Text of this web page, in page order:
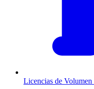
Licencias de Volumen